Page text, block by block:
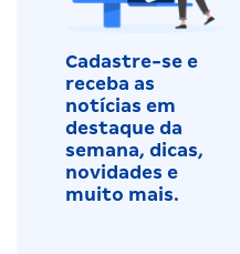
Cadastre-se e
receba as
notícias em
destaque da
semana, dicas,
novidades e
muito mais.